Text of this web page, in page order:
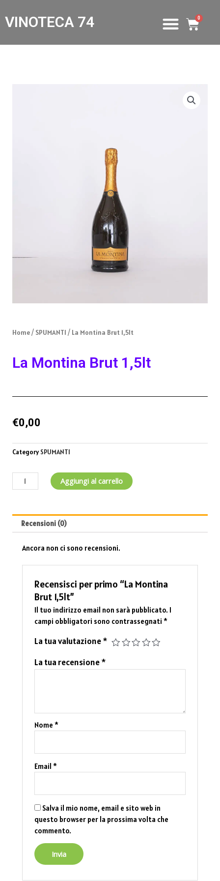
VINOTECA 74
Home/ SPUMANTI / La Montina Brut 1,5lt
La Montina Brut 1,5lt
€0,00
Category SPUMANTI
Aggiungi al carrello
Recensioni (0)
Ancora non ci sono recensioni.
Recensisci per primo “La Montina
Brut 1,5lt”
Il tuo indirizzo email non sarà pubblicato. I
campi obbligatori sono contrassegnati*
La tua valutazione*
La tua recensione*
Nome*
Email*
Salva il mio nome, email e sito web in
questo browser per la prossima volta che
commento.